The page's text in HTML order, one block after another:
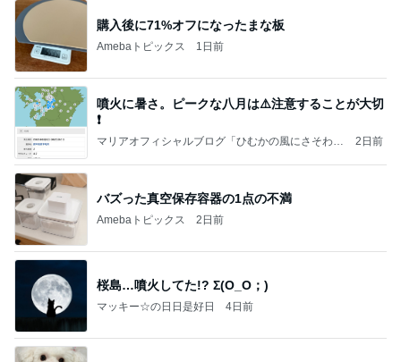
購入後に71%オフになったまな板
Amebaトピックス 1日前
噴火に暑さ。ピークな八月は⚠️注意することが大切
❗️
マリアオフィシャルブログ「ひむかの風にさそわれ
2日前
バズった真空保存容器の1点の不満
Amebaトピックス 2日前
桜島…噴火してた!? Σ(O_O；)
マッキー☆の日日是好日 4日前